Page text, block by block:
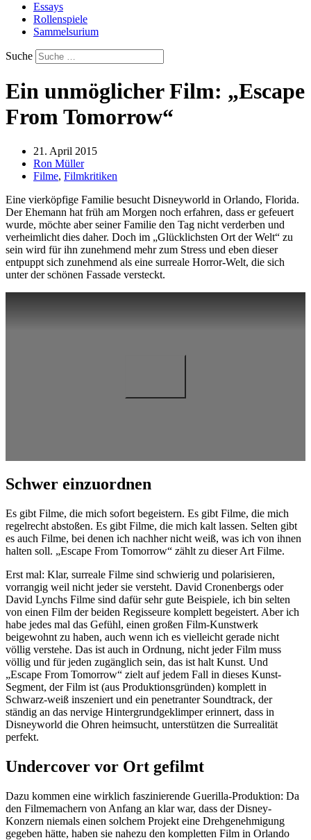
Essays
Rollenspiele
Sammelsurium
Suche
Ein unmöglicher Film: „Escape
From Tomorrow“
21. April 2015
Ron Müller
Filme, Filmkritiken
Eine vierköpfige Familie besucht Disneyworld in Orlando, Florida.
Der Ehemann hat früh am Morgen noch erfahren, dass er gefeuert
wurde, möchte aber seiner Familie den Tag nicht verderben und
verheimlicht dies daher. Doch im „Glücklichsten Ort der Welt“ zu
sein wird für ihn zunehmend mehr zum Stress und eben dieser
entpuppt sich zunehmend als eine surreale Horror-Welt, die sich
unter der schönen Fassade versteckt.
Schwer einzuordnen
Es gibt Filme, die mich sofort begeistern. Es gibt Filme, die mich
regelrecht abstoßen. Es gibt Filme, die mich kalt lassen. Selten gibt
es auch Filme, bei denen ich nachher nicht weiß, was ich von ihnen
halten soll. „Escape From Tomorrow“ zählt zu dieser Art Filme.
Erst mal: Klar, surreale Filme sind schwierig und polarisieren,
vorrangig weil nicht jeder sie versteht. David Cronenbergs oder
David Lynchs Filme sind dafür sehr gute Beispiele, ich bin selten
von einen Film der beiden Regisseure komplett begeistert. Aber ich
habe jedes mal das Gefühl, einen großen Film-Kunstwerk
beigewohnt zu haben, auch wenn ich es vielleicht gerade nicht
völlig verstehe. Das ist auch in Ordnung, nicht jeder Film muss
völlig und für jeden zugänglich sein, das ist halt Kunst. Und
„Escape From Tomorrow“ zielt auf jedem Fall in dieses Kunst-
Segment, der Film ist (aus Produktionsgründen) komplett in
Schwarz-weiß inszeniert und ein penetranter Soundtrack, der
ständig an das nervige Hintergrundgeklimper erinnert, dass in
Disneyworld die Ohren heimsucht, unterstützen die Surrealität
perfekt.
Undercover vor Ort gefilmt
Dazu kommen eine wirklich faszinierende Guerilla-Produktion: Da
den Filmemachern von Anfang an klar war, dass der Disney-
Konzern niemals einen solchem Projekt eine Drehgenehmigung
gegeben hätte, haben sie nahezu den kompletten Film in Orlando